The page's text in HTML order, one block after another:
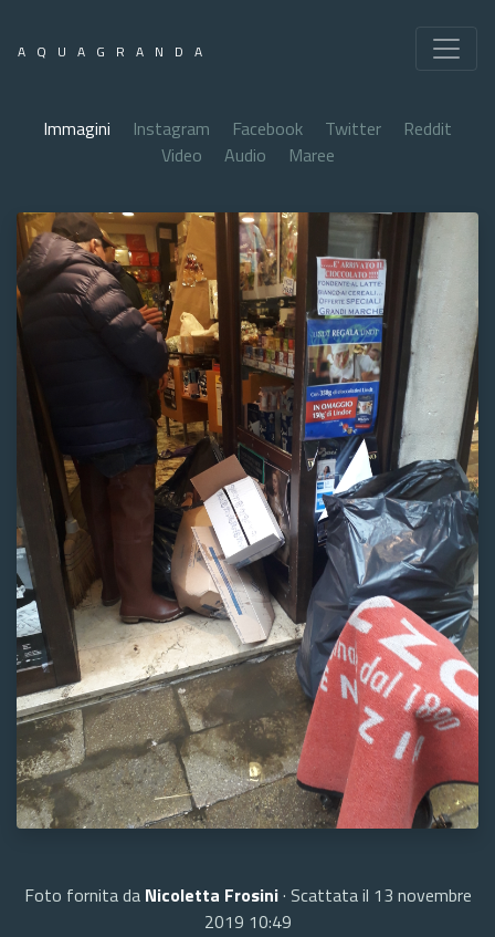
AQUAGRANDA
Immagini Instagram Facebook Twitter
Reddit
Video
Audio Maree
Foto fornita da Nicoletta Frosini· Scattata il 13 novembre
2019 10:49